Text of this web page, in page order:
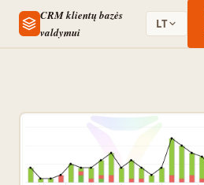
CRM klientų bazės
valdymui
LT